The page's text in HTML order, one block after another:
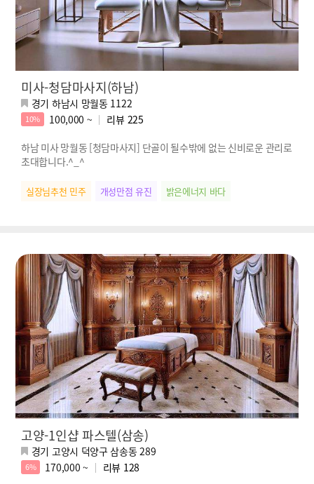
미사-청담마사지(하남)
경기 하남시 망월동 1122
10% 100,000 ~ 리뷰 225
하남 미사 망월동 [청담마사지] 단골이 될수밖에 없는 신비로운 관리로
초대합니다.^_^
실장님추천 민주 개성만점 유진 밝은에너지 바다
고양-1인샵 파스텔(삼송)
경기 고양시 덕양구 삼송동 289
6% 170,000 ~ 리뷰 128